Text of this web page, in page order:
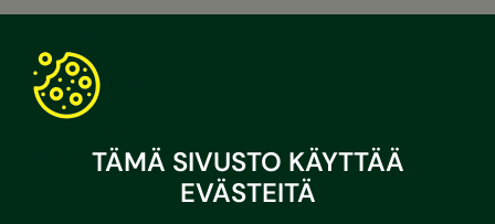
TÄMÄ SIVUSTO KÄYTTÄÄ
EVÄSTEITÄ
Karvaamokuja 2 D
FI-00380 Helsinki
asiakaspalvelu@sustera.com